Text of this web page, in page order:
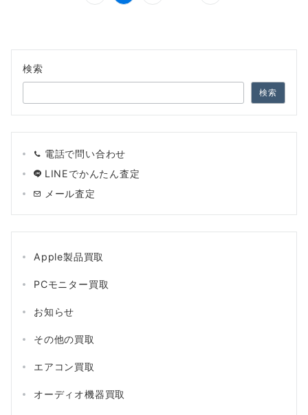
ペ
ー
ジ
送
り
検索
検索
電話で問い合わせ
LINEでかんたん査定
メール査定
Apple製品買取
PCモニター買取
お知らせ
その他の買取
エアコン買取
オーディオ機器買取